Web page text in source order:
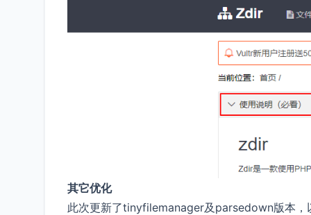
其它优化
此次更新了tinyfilemanager及parsedown版本，